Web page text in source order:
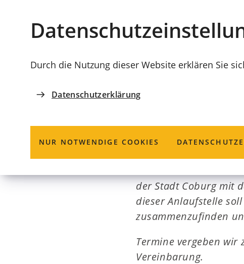
Durch die Nutzung dieser Website erklären Sie
Datenschutzerklärung
NUR NOTWENDIGE COOKIES
Coburg
SOZIAL- UND VERSICHERUNGSAMT
Kontaktstelle
der Stadt Coburg mit
dieser Anlaufstelle
zusammenzufinden
Termine vergeben
Vereinbarung.